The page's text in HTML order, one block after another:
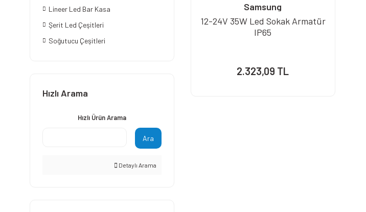
Lineer Led Bar Kasa
Şerit Led Çeşitleri
Soğutucu Çeşitleri
Hızlı Arama
Hızlı Ürün Arama
Ara
Detaylı Arama
Samsung
12-24V 35W Led Sokak Armatür
IP65
2.323,09 TL